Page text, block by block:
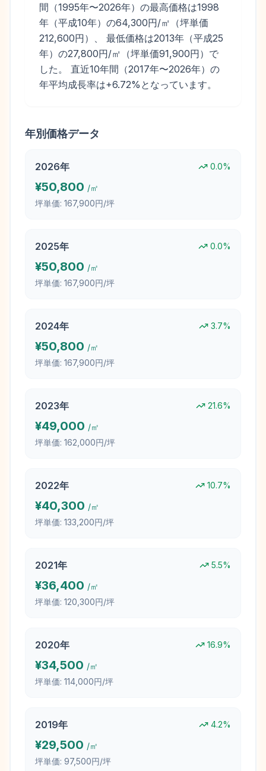
間（1995年〜2026年）の最高価格は1998
年（平成10年）の64,300円/㎡（坪単価
212,600円）、 最低価格は2013年（平成25
年）の27,800円/㎡（坪単価91,900円）で
した。 直近10年間（2017年〜2026年）の
年平均成長率は+6.72%となっています。
年別価格データ
2026年 0.0%
¥50,800 /㎡
坪単価: 167,900円/坪
2025年 0.0%
¥50,800 /㎡
坪単価: 167,900円/坪
2024年 3.7%
¥50,800 /㎡
坪単価: 167,900円/坪
2023年 21.6%
¥49,000 /㎡
坪単価: 162,000円/坪
2022年 10.7%
¥40,300 /㎡
坪単価: 133,200円/坪
2021年 5.5%
¥36,400 /㎡
坪単価: 120,300円/坪
2020年 16.9%
¥34,500 /㎡
坪単価: 114,000円/坪
2019年 4.2%
¥29,500 /㎡
坪単価: 97,500円/坪